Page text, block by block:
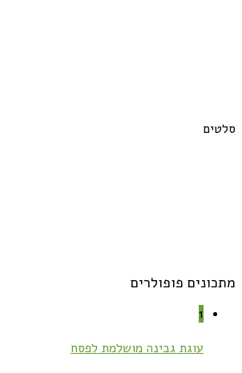
סלטים
מתכונים פופולרים
1
עוגת גבינה מושלמת לפסח